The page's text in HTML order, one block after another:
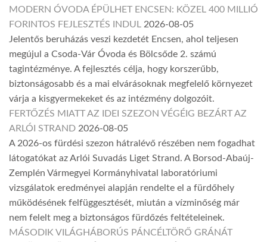
MODERN ÓVODA ÉPÜLHET ENCSEN: KÖZEL 400 MILLIÓ
FORINTOS FEJLESZTÉS INDUL 2026-08-05
Jelentős beruházás veszi kezdetét Encsen, ahol teljesen
megújul a Csoda-Vár Óvoda és Bölcsőde 2. számú
tagintézménye. A fejlesztés célja, hogy korszerűbb,
biztonságosabb és a mai elvárásoknak megfelelő környezet
várja a kisgyermekeket és az intézmény dolgozóit.
FERTŐZÉS MIATT AZ IDEI SZEZON VÉGÉIG BEZÁRT AZ
ARLÓI STRAND 2026-08-05
A 2026-os fürdési szezon hátralévő részében nem fogadhat
látogatókat az Arlói Suvadás Liget Strand. A Borsod-Abaúj-
Zemplén Vármegyei Kormányhivatal laboratóriumi
vizsgálatok eredményei alapján rendelte el a fürdőhely
működésének felfüggesztését, miután a vízminőség már
nem felelt meg a biztonságos fürdőzés feltételeinek.
MÁSODIK VILÁGHÁBORÚS PÁNCÉLTÖRŐ GRÁNÁT